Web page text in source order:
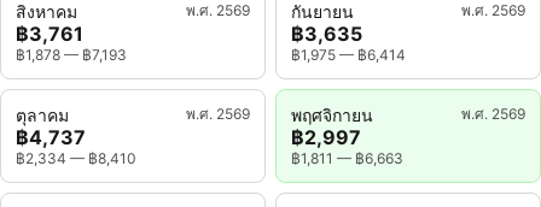
สิงหาคม พ.ศ. 2569
฿3,761
฿1,878 — ฿7,193
กันยายน พ.ศ. 2569
฿3,635
฿1,975 — ฿6,414
ตุลาคม พ.ศ. 2569
฿4,737
฿2,334 — ฿8,410
พฤศจิกายน พ.ศ. 2569
฿2,997
฿1,811 — ฿6,663